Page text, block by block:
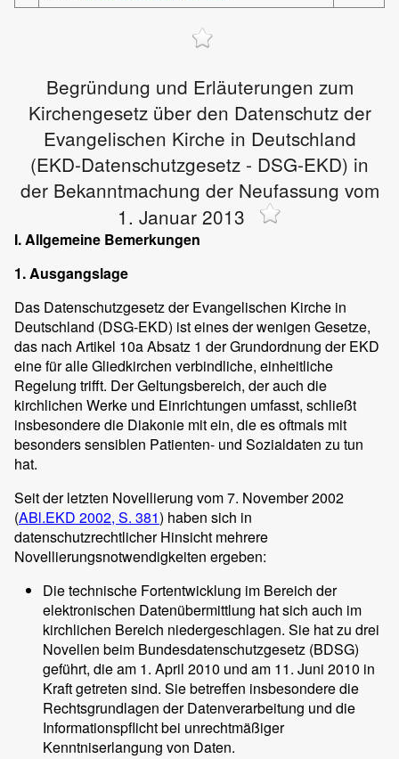
Begründung und Erläuterungen zum
Kirchengesetz über den Datenschutz der
Evangelischen Kirche in Deutschland
(EKD-Datenschutzgesetz - DSG-EKD) in
der Bekanntmachung der Neufassung vom
1. Januar 2013
I. Allgemeine Bemerkungen
1. Ausgangslage
Das Datenschutzgesetz der Evangelischen Kirche in
Deutschland (DSG-EKD) ist eines der wenigen Gesetze,
das nach Artikel 10a Absatz 1 der Grundordnung der EKD
eine für alle Gliedkirchen verbindliche, einheitliche
Regelung trifft. Der Geltungsbereich, der auch die
kirchlichen Werke und Einrichtungen umfasst, schließt
insbesondere die Diakonie mit ein, die es oftmals mit
besonders sensiblen Patienten- und Sozialdaten zu tun
hat.
Seit der letzten Novellierung vom 7. November 2002
(ABl.EKD 2002, S. 381) haben sich in
datenschutzrechtlicher Hinsicht mehrere
Novellierungsnotwendigkeiten ergeben:
Die technische Fortentwicklung im Bereich der
elektronischen Datenübermittlung hat sich auch im
kirchlichen Bereich niedergeschlagen. Sie hat zu drei
Novellen beim Bundesdatenschutzgesetz (BDSG)
geführt, die am 1. April 2010 und am 11. Juni 2010 in
Kraft getreten sind. Sie betreffen insbesondere die
Rechtsgrundlagen der Datenverarbeitung und die
Informationspflicht bei unrechtmäßiger
Kenntniserlangung von Daten.